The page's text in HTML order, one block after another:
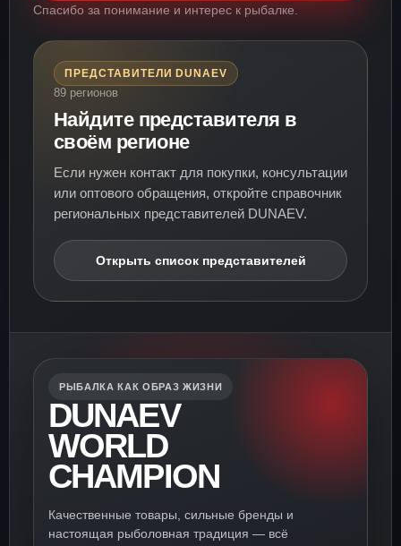
Спасибо за понимание и интерес к рыбалке.
ПРЕДСТАВИТЕЛИ DUNAEV
89 регионов
Найдите представителя в
своём регионе
Если нужен контакт для покупки, консультации
или оптового обращения, откройте справочник
региональных представителей DUNAEV.
Открыть список представителей
РЫБАЛКА КАК ОБРАЗ ЖИЗНИ
DUNAEV
WORLD
CHAMPION
Качественные товары, сильные бренды и
настоящая рыболовная традиция — всё